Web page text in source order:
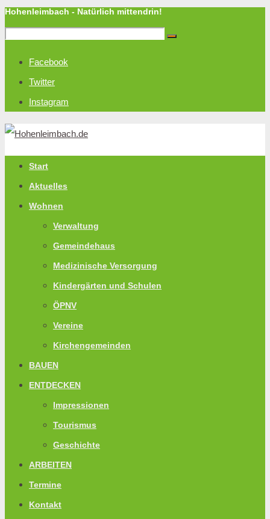
Hohenleimbach - Natürlich mittendrin!
Facebook
Twitter
Instagram
Start
Aktuelles
Wohnen
Verwaltung
Gemeindehaus
Medizinische Versorgung
Kindergärten und Schulen
ÖPNV
Vereine
Kirchengemeinden
BAUEN
ENTDECKEN
Impressionen
Tourismus
Geschichte
ARBEITEN
Termine
Kontakt